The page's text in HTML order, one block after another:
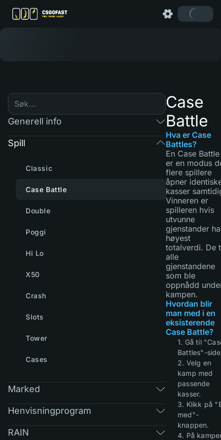
Generell info
Spill
Classic
Case Battle
Double
Poggi
Hi Lo
X50
Crash
Slots
Tower
Cases
Marked
Henvisningprogram
RAIN
Case
Battle
Hva er Case
Battles?
En Case Battle
er en modus
flere spillere
åpner
kasser
Vinneren er
spilleren hvis
utvunne
gjenstander
høyest
totalverdi. De
alle
gjenstandene
som ble
oppnådd
kampen.
Hvordan blir
man med i en
eksisterende
Case Battle?
1. Gå til
Battles"-
2. Velg en
kamp med
passende
kasser.
3. Klikk på
med"-
knappen.
4. På